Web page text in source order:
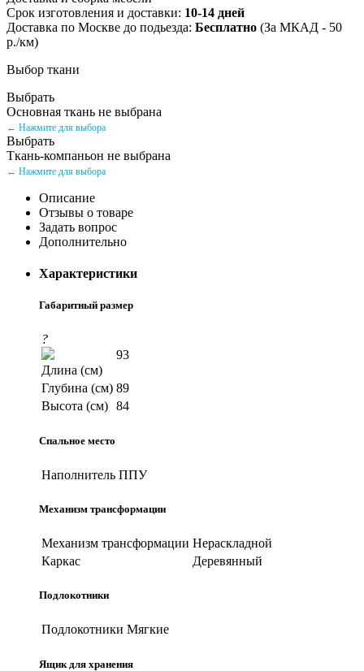
Срок изготовления и доставки: 10-14 дней
Доставка по Москве до подьезда: Бесплатно (За МКАД - 50
р./км)
Выбор ткани
Выбрать
Основная ткань не выбрана
← Нажмите для выбора
Выбрать
Ткань-компаньон не выбрана
← Нажмите для выбора
Описание
Отзывы о товаре
Задать вопрос
Дополнительно
Характеристики
Габаритный размер
?
Длина (см)
93
Глубина (см) 89
Высота (см) 84
Спальное место
Наполнитель ППУ
Механизм трансформации
Механизм трансформации Нераскладной
Каркас
Деревянный
Подлокотники
Подлокотники Мягкие
Ящик для хранения